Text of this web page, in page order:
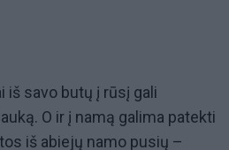
iš savo butų į rūsį gali
O ir į namą galima patekti
iš abiejų namo pusių –